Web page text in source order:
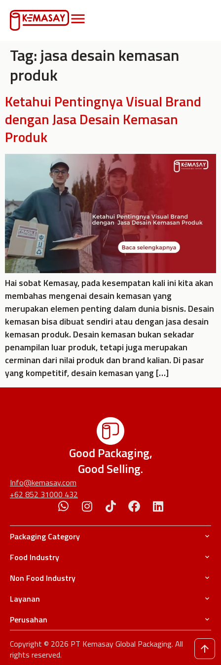
Tag:jasa desain kemasan
produk
Ketahui Pentingnya Visual Brand
dengan Jasa Desain Kemasan
Produk
Hai sobat Kemasay, pada kesempatan kali ini kita akan
membahas mengenai desain kemasan yang
merupakan elemen penting dalam dunia bisnis. Desain
kemasan bisa dibuat sendiri atau dengan jasa desain
kemasan produk. Desain kemasan bukan sekadar
penampilan luar produk, tetapi juga merupakan
cerminan dari nilai produk dan brand kalian. Di pasar
yang kompetitif, desain kemasan yang […]
Good Packaging,
Good Selling.
Info@kemasay.com
+62 852 31000 432
Packaging Category
Food Industry
Non Food Industry
Layanan
Perusahan
Copyright © 2026 PT Kemasay Global Packaging. All
rights reserved.